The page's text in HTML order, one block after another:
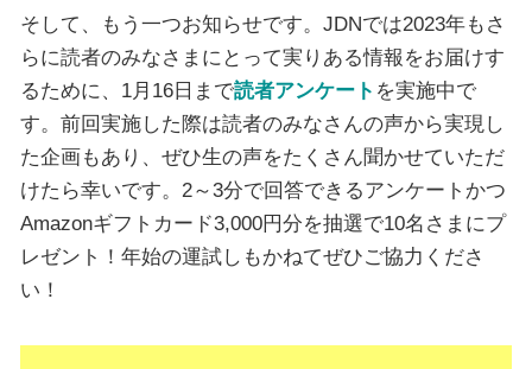
そして、もう一つお知らせです。JDNでは2023年もさ
らに読者のみなさまにとって実りある情報をお届けす
るために、1月16日まで読者アンケート を実施中で
す。前回実施した際は読者のみなさんの声から実現し
た企画もあり、ぜひ生の声をたくさん聞かせていただ
けたら幸いです。2～3分で回答できるアンケートかつ
Amazonギフトカード3,000円分を抽選で10名さまにプ
レゼント！年始の運試しもかねてぜひご協力くださ
い！